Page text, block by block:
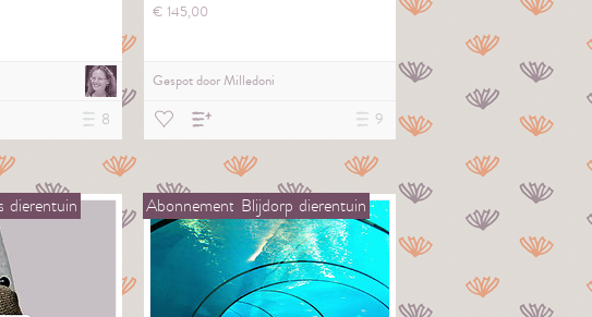
8
€ 145,00
Gespot doorMilledoni
9
dierentuin Abonnement Blijdorp dierentuin